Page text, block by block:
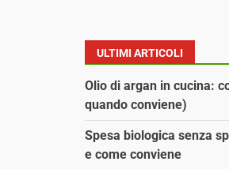
ULTIMI ARTICOLI
Olio di argan in cucina:
quando conviene)
Spesa biologica senza
e come conviene